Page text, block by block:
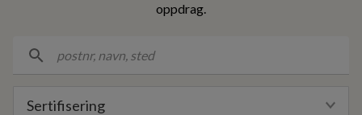
oppdrag.
Sertifisering